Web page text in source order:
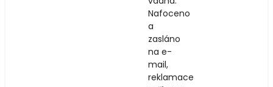
Nafoceno
a
zasláno
na e-
mail,
reklamace